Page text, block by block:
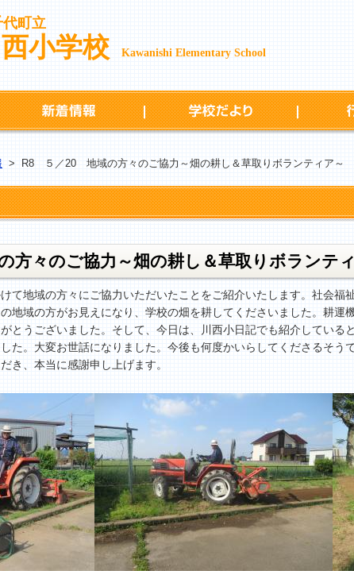
代町立
小学校 Kawanishi Elementary School
校概要 新着情報 学校だよ
> R8 ５／20 地域の方々のご協力～畑の耕し＆草取りボランティア～
々のご協力～畑の耕し＆草取りボランテ
て地域の方々にご協力いただいたことをご紹介いたします。社会福
地域の方がお見えになり、学校の畑を耕してくださいました。耕運
とうございました。そして、今日は、川西小日記でも紹介している
た。大変お世話になりました。今後も何度かいらしてくださるそう
き、本当に感謝申し上げます。